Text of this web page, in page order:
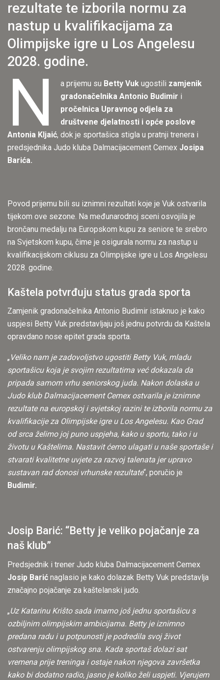
rezultate te izborila normu za
nastup u kvalifikacijama za
Olimpijske igre u Los Angelesu
2028. godine.
N a prijemu su Betty Vuk ugostili zamjenik
gradonačelnika Antonio Budimir i
pročelnica Upravnog odjela za
društvene djelatnosti i opće poslove
Antonia Kljaić, dok je sportašica stigla u pratnji trenera i
predsjednika Judo kluba Dalmacijacement Cemex Josipa
Barića.
Povod prijemu bili su iznimni rezultati koje je Vuk ostvarila
tijekom ove sezone. Na međunarodnoj sceni osvojila je
brončanu medalju na Europskom kupu za seniore te srebro
na Svjetskom kupu, čime je osigurala normu za nastup u
kvalifikacijskom ciklusu za Olimpijske igre u Los Angelesu
2028. godine.
Kaštela potvrđuju status grada sporta
Zamjenik gradonačelnika Antonio Budimir istaknuo je kako
uspjesi Betty Vuk predstavljaju još jednu potvrdu da Kaštela
opravdano nose epitet grada sporta.
„ Veliko nam je zadovoljstvo ugostiti Betty Vuk, mladu
sportašicu koja je svojim rezultatima već dokazala da
pripada samom vrhu seniorskog juda. Nakon dolaska u
Judo klub Dalmacijacement Cemex ostvarila je iznimne
rezultate na europskoj i svjetskoj razini te izborila normu za
kvalifikacije za Olimpijske igre u Los Angelesu. Kao Grad
od srca želimo joj puno uspjeha, kako u sportu, tako i u
životu u Kaštelima. Nastavit ćemo ulagati u naše sportaše i
stvarati kvalitetne uvjete za razvoj talenata jer upravo
sustavan rad donosi vrhunske rezultate“, poručio je
Budimir.
Josip Barić: “Betty je veliko pojačanje za
naš klub”
Predsjednik i trener Judo kluba Dalmacijacement Cemex
Josip Barić naglasio je kako dolazak Betty Vuk predstavlja
značajno pojačanje za kaštelanski judo.
„Uz Katarinu Krišto sada imamo još jednu sportašicu s
ozbiljnim olimpijskim ambicijama. Betty je iznimno
predana radu i u potpunosti je podredila svoj život
ostvarenju olimpijskog sna. Kada sportaš dolazi sat
vremena prije treninga i ostaje nakon njegova završetka
kako bi dodatno radio, jasno je koliko želi uspjeti. Vjerujem